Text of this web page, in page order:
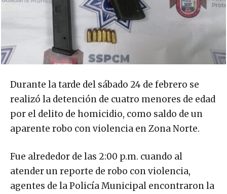
Durante la tarde del sábado 24 de febrero se
realizó la detención de cuatro menores de edad
por el delito de homicidio, como saldo de un
aparente robo con violencia en Zona Norte.
Fue alrededor de las 2:00 p.m. cuando al
atender un reporte de robo con violencia,
agentes de la Policía Municipal encontraron la